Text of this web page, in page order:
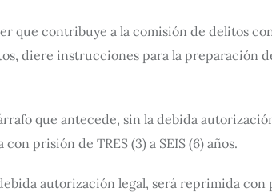
que contribuye a la comisión de delitos
diere instrucciones para la preparación
que antecede, sin la debida
prisión de TRES (3) a SEIS (6) años.
autorización legal, será reprimida con